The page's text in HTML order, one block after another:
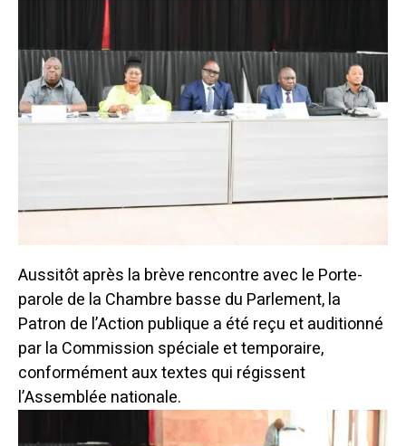
Aussitôt après la brève rencontre avec le Porte-
parole de la Chambre basse du Parlement, la
Patron de l’Action publique a été reçu et auditionné
par la Commission spéciale et temporaire,
conformément aux textes qui régissent
l’Assemblée nationale.